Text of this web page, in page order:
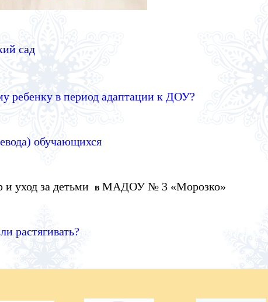
сад
ребенку в период адаптации к ДОУ?
обучающихся
и уход за детьми в МАДОУ № 3 «Морозко»
растягивать?